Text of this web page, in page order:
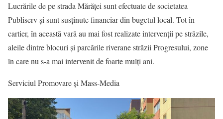
Lucrările de pe strada Mărăței sunt efectuate de societatea
Publiserv și sunt susținute financiar din bugetul local. Tot în
cartier, în această vară au mai fost realizate intervenții pe străzile,
aleile dintre blocuri și parcările riverane străzii Progresului, zone
în care nu s-a mai intervenit de foarte mulți ani.
Serviciul Promovare și Mass-Media